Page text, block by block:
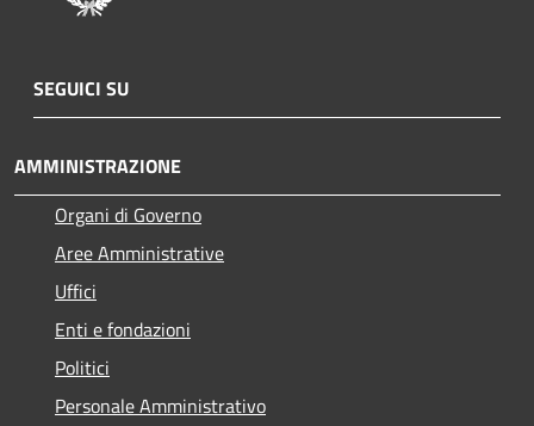
SEGUICI SU
AMMINISTRAZIONE
Organi di Governo
Aree Amministrative
Uffici
Enti e fondazioni
Politici
Personale Amministrativo